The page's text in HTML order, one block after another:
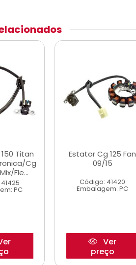
Titan
Cg
Fle...
PC
Estator Cg 125 Fan
09/15
Código: 41420
Embalagem: PC
Ver
preço